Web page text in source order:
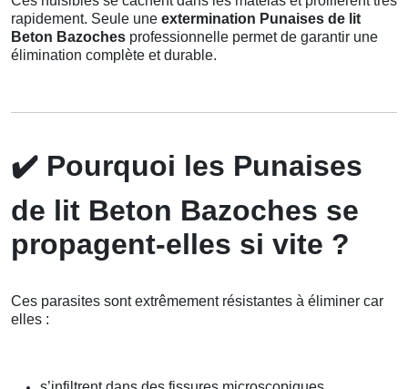
rapidement. Seule une extermination Punaises de lit
Beton Bazoches professionnelle permet de garantir une
élimination complète et durable.
✔️ Pourquoi les Punaises
de lit Beton Bazoches se
propagent-elles si vite ?
Ces parasites sont extrêmement résistantes à éliminer car
elles :